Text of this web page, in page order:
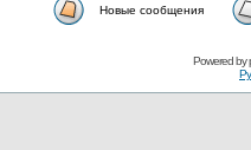
Новые сообщения
Powered by